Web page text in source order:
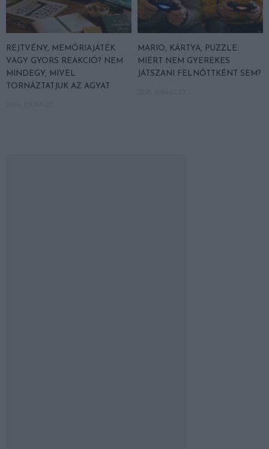
REJTVÉNY, MEMÓRIAJÁTÉK
VAGY GYORS REAKCIÓ? NEM
MINDEGY, MIVEL
TORNÁZTATJUK AZ AGYAT
MARIO, KÁRTYA, PUZZLE:
MIÉRT NEM GYEREKES
JÁTSZANI FELNŐTTKÉNT SEM?